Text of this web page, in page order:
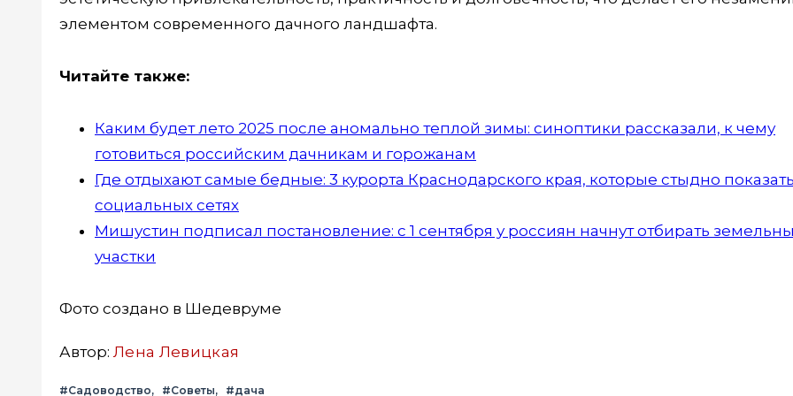
элементом современного дачного ландшафта.
Читайте также:
Каким будет лето 2025 после аномально теплой зимы: синоптики рассказали, к чему
готовиться российским дачникам и горожанам
Где отдыхают самые бедные: 3 курорта Краснодарского края, которые стыдно
социальных сетях
Мишустин подписал постановление: с 1 сентября у россиян начнут отбирать
участки
Фото создано в Шедевруме
Автор: Лена Левицкая
#Садоводство #Советы #дача